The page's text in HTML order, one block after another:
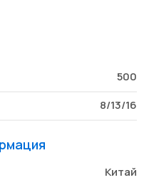
500
8/13/16
Китай